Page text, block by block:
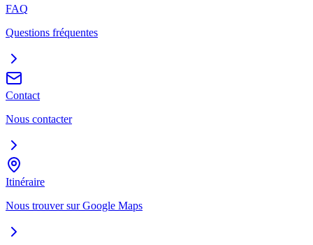
FAQ
Questions fréquentes
Contact
Nous contacter
Itinéraire
Nous trouver sur Google Maps